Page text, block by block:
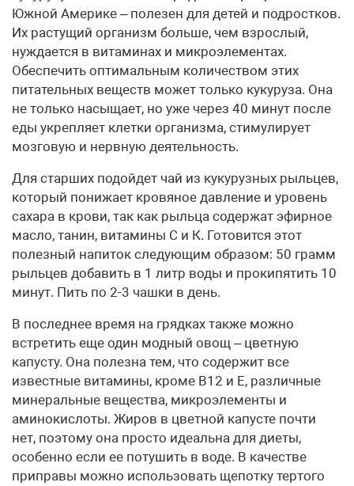
Южной Америке – полезен для детей и подростков.
Их растущий организм больше, чем взрослый,
нуждается в витаминах и микроэлементах.
Обеспечить оптимальным количеством этих
питательных веществ может только кукуруза. Она
не только насыщает, но уже через 40 минут после
еды укрепляет клетки организма, стимулирует
мозговую и нервную деятельность.
Для старших подойдет чай из кукурузных рыльцев,
который понижает кровяное давление и уровень
сахара в крови, так как рыльца содержат эфирное
масло, танин, витамины С и К. Готовится этот
полезный напиток следующим образом: 50 грамм
рыльцев добавить в 1 литр воды и прокипятить 10
минут. Пить по 2-3 чашки в день.
В последнее время на грядках также можно
встретить еще один модный овощ – цветную
капусту. Она полезна тем, что содержит все
известные витамины, кроме В12 и Е, различные
минеральные вещества, микроэлементы и
аминокислоты. Жиров в цветной капусте почти
нет, поэтому она просто идеальна для диеты,
особенно если ее потушить в воде. В качестве
приправы можно использовать щепотку тертого